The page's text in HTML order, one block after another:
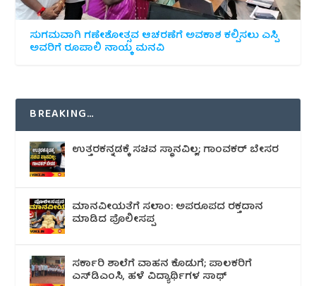
ಸುಗಮವಾಗಿ ಗಣೇಶೋತ್ಸವ ಆಚರಣೆಗೆ ಅವಕಾಶ ಕಲ್ಪಿಸಲು ಎಸ್ಪಿ
ಅವರಿಗೆ ರೂಪಾಲಿ ನಾಯ್ಕ ಮನವಿ
BREAKING…
ಉತ್ತರಕನ್ನಡಕ್ಕೆ ಸಚಿವ ಸ್ಥಾನವಿಲ್ಲ; ಗಾಂವಕರ್ ಬೇಸರ
ಮಾನವೀಯತೆಗೆ ಸಲಾಂ: ಅಪರೂಪದ ರಕ್ತದಾನ
ಮಾಡಿದ ಪೊಲೀಸಪ್ಪ
ಸರ್ಕಾರಿ ಶಾಲೆಗೆ ವಾಹನ ಕೊಡುಗೆ; ಪಾಲಕರಿಗೆ
ಎಸ್‌ಡಿಎಂಸಿ, ಹಳೆ ವಿದ್ಯಾರ್ಥಿಗಳ ಸಾಥ್